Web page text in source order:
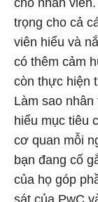
cho nhân
trọng cho cả
viên hiểu và
có thêm cảm
còn thực hiện
Làm sao
hiểu mục tiêu
cơ quan mỗi
bạn đang cố
của họ góp
sát của PwC